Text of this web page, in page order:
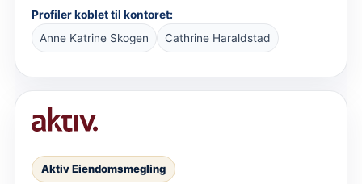
Profiler koblet til kontoret:
Anne Katrine Skogen
Cathrine Haraldstad
Aktiv Eiendomsmegling